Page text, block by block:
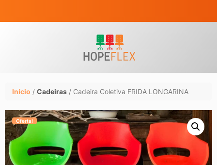
Início / Cadeiras / Cadeira Coletiva FRIDA LONGARINA
Oferta!